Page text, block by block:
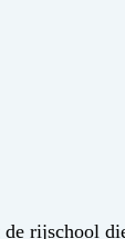
rijschool